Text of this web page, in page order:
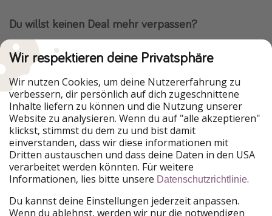
Du willst keinen Deal mehr verpassen?
Dann lade unsere App herunter.
Urlaubspiraten ist Teil der HolidayPirates Group
Unsere Märkte
PiratinViaggio
HolidayPirates
VakantiePiraten
WakacyjniPiraci
VoyagesPirates
Ferienpiraten
Urlaubspiraten
ViajerosPiratas
Wir respektieren deine Privatsphäre
Wir nutzen Cookies, um deine Nutzererfahrung zu
verbessern, dir persönlich auf dich zugeschnittene
Inhalte liefern zu können und die Nutzung unserer
Website zu analysieren. Wenn du auf "alle akzeptieren"
klickst, stimmst du dem zu und bist damit
einverstanden, dass wir diese informationen mit
Dritten austauschen und dass deine Daten in den USA
verarbeitet werden könnten. Für weitere
Informationen, lies bitte unsere Datenschutzrichtlinie.
Du kannst deine Einstellungen jederzeit anpassen.
Wenn du ablehnst, werden wir nur die notwendigen